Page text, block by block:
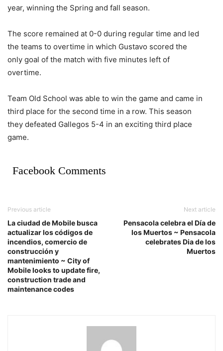
year, winning the Spring and fall season.
The score remained at 0-0 during regular time and led
the teams to overtime in which Gustavo scored the
only goal of the match with five minutes left of
overtime.
Team Old School was able to win the game and came in
third place for the second time in a row. This season
they defeated Gallegos 5-4 in an exciting third place
game.
Facebook Comments
Previous article
La ciudad de Mobile busca
actualizar los códigos de
incendios, comercio de
construcción y
mantenimiento ~ City of
Mobile looks to update fire,
construction trade and
maintenance codes
Next article
Pensacola celebra el Día de
los Muertos ~ Pensacola
celebrates Dia de los
Muertos